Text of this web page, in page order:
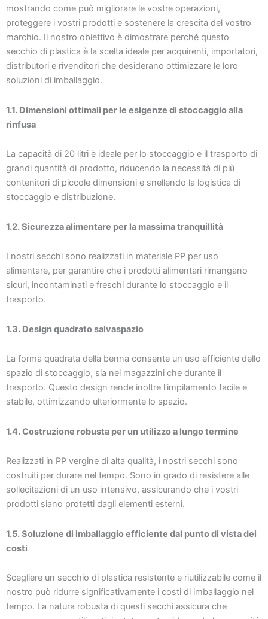
mostrando come può migliorare le vostre operazioni,
proteggere i vostri prodotti e sostenere la crescita del vostro
marchio. Il nostro obiettivo è dimostrare perché questo
secchio di plastica è la scelta ideale per acquirenti, importatori,
distributori e rivenditori che desiderano ottimizzare le loro
soluzioni di imballaggio.
1.1. Dimensioni ottimali per le esigenze di stoccaggio alla
rinfusa
La capacità di 20 litri è ideale per lo stoccaggio e il trasporto di
grandi quantità di prodotto, riducendo la necessità di più
contenitori di piccole dimensioni e snellendo la logistica di
stoccaggio e distribuzione.
1.2. Sicurezza alimentare per la massima tranquillità
I nostri secchi sono realizzati in materiale PP per uso
alimentare, per garantire che i prodotti alimentari rimangano
sicuri, incontaminati e freschi durante lo stoccaggio e il
trasporto.
1.3. Design quadrato salvaspazio
La forma quadrata della benna consente un uso efficiente dello
spazio di stoccaggio, sia nei magazzini che durante il
trasporto. Questo design rende inoltre l'impilamento facile e
stabile, ottimizzando ulteriormente lo spazio.
1.4. Costruzione robusta per un utilizzo a lungo termine
Realizzati in PP vergine di alta qualità, i nostri secchi sono
costruiti per durare nel tempo. Sono in grado di resistere alle
sollecitazioni di un uso intensivo, assicurando che i vostri
prodotti siano protetti dagli elementi esterni.
1.5. Soluzione di imballaggio efficiente dal punto di vista dei
costi
Scegliere un secchio di plastica resistente e riutilizzabile come il
nostro può ridurre significativamente i costi di imballaggio nel
tempo. La natura robusta di questi secchi assicura che